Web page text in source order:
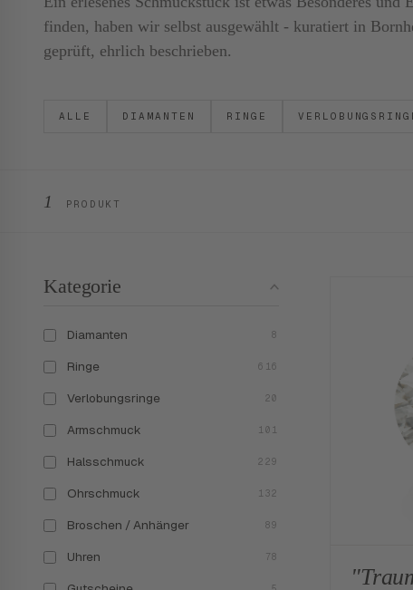
finden, haben wir selbst ausgewählt - kuratiert in
geprüft, ehrlich beschrieben.
ALLE DIAMANTEN RINGE
1 PRODUKT
Kategorie
Diamanten 8
Ringe 616
Verlobungsringe 20
Armschmuck 101
Halsschmuck 229
Ohrschmuck 132
Broschen / Anhänger 89
Uhren 78